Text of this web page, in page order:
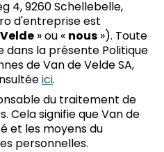
4, 9260 Schellebelle,
d'entreprise est
» ou « nous »). Toute
dans la présente Politique
de Van de Velde SA,
ici.
du traitement de
Cela signifie que Van de
et les moyens du
personnelles.